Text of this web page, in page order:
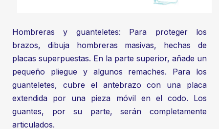
Hombreras y guanteletes: Para proteger los
brazos, dibuja hombreras masivas, hechas de
placas superpuestas. En la parte superior, añade un
pequeño pliegue y algunos remaches. Para los
guanteletes, cubre el antebrazo con una placa
extendida por una pieza móvil en el codo. Los
guantes, por su parte, serán completamente
articulados.